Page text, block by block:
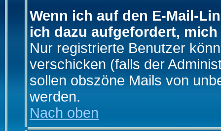
Wenn ich auf den E-Mail-
ich dazu aufgefordert,
Nur registrierte Benutzer
verschicken (falls der
sollen obszöne Mails von
werden.
Nach oben